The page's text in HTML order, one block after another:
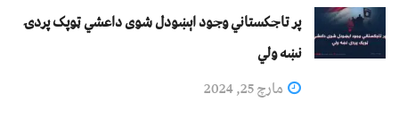
پر تاجکستاني وجود اېښودل شوی داعشي ټوپک پردۍ
نښه ولي
مارچ 25, 2024